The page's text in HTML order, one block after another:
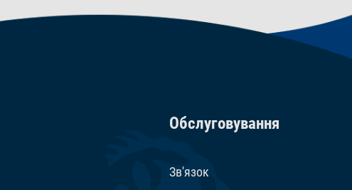
Обслуговування
Зв'язок